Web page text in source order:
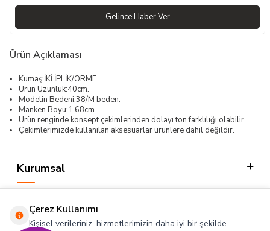
Gelince Haber Ver
Ürün Açıklaması
Kumaş:İKİ İPLİK/ÖRME
Ürün Uzunluk:40cm.
Modelin Bedeni:38/M beden.
Manken Boyu:1.68cm.
Ürün renginde konsept çekimlerinden dolayı ton farklılığı olabilir.
Çekimlerimizde kullanılan aksesuarlar ürünlere dahil değildir.
Kurumsal
Hızlı Erişim
Çerez Kullanımı
Kişisel verileriniz, hizmetlerimizin daha iyi bir şekilde